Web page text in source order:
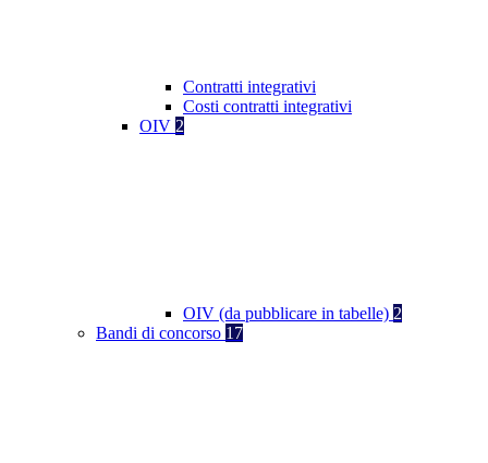
Contratti integrativi
Costi contratti integrativi
OIV 2
OIV (da pubblicare in tabelle) 2
Bandi di concorso 17